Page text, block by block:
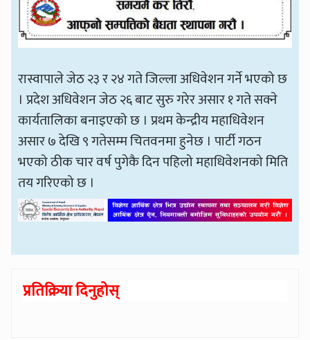
रास्वापाले जेठ २३ र २४ गते जिल्ला अधिवेशन गर्ने भएको छ
। प्रदेश अधिवेशन जेठ २६ बाट सुरु गरेर असार १ गते सक्ने
कार्यतालिका बनाइएको छ । प्रथम केन्द्रीय महाधिवेशन
असार ७ देखि ९ गतेसम्म चितवनमा हुनेछ । पार्टी गठन
भएको ठीक चार वर्ष पुगेकै दिन पहिलो महाधिवेशनको मिति
तय गरिएको छ ।
प्रतिक्रिया दिनुहोस्